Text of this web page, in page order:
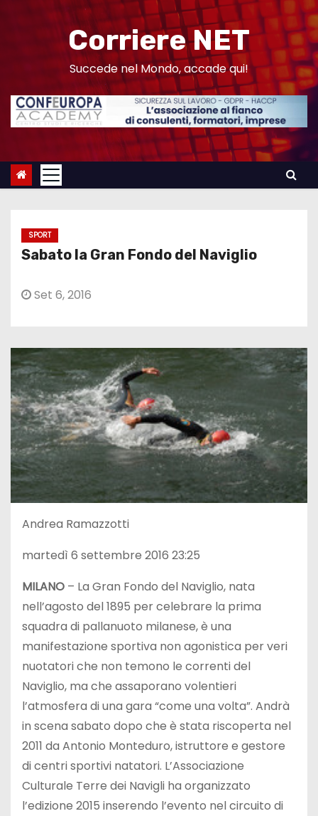
n
Corriere NET
Succede nel Mondo, accade qui!
SPORT
Sabato la Gran Fondo del Naviglio
Set 6, 2016
Andrea Ramazzotti
martedì 6 settembre 2016 23:25
MILANO – La Gran Fondo del Naviglio, nata
nell’agosto del 1895 per celebrare la prima
squadra di pallanuoto milanese, è una
manifestazione sportiva non agonistica per veri
nuotatori che non temono le correnti del
Naviglio, ma che assaporano volentieri
l’atmosfera di una gara “come una volta”. Andrà
in scena sabato dopo che è stata riscoperta nel
2011 da Antonio Monteduro, istruttore e gestore
di centri sportivi natatori. L’Associazione
Culturale Terre dei Navigli ha organizzato
l’edizione 2015 inserendo l’evento nel circuito di